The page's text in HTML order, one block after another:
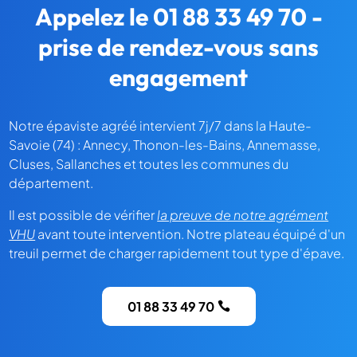
Appelez le 01 88 33 49 70 -
prise de rendez-vous sans
engagement
Notre épaviste agréé intervient 7j/7 dans la Haute-
Savoie (74) : Annecy, Thonon-les-Bains, Annemasse,
Cluses, Sallanches et toutes les communes du
département.
Il est possible de vérifierla preuve de notre agrément
VHUavant toute intervention. Notre plateau équipé d'un
treuil permet de charger rapidement tout type d'épave.
01 88 33 49 70